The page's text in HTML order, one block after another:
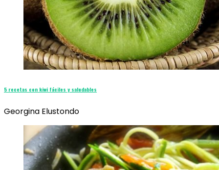
5 recetas con kiwi fáciles y saludables
Georgina Elustondo